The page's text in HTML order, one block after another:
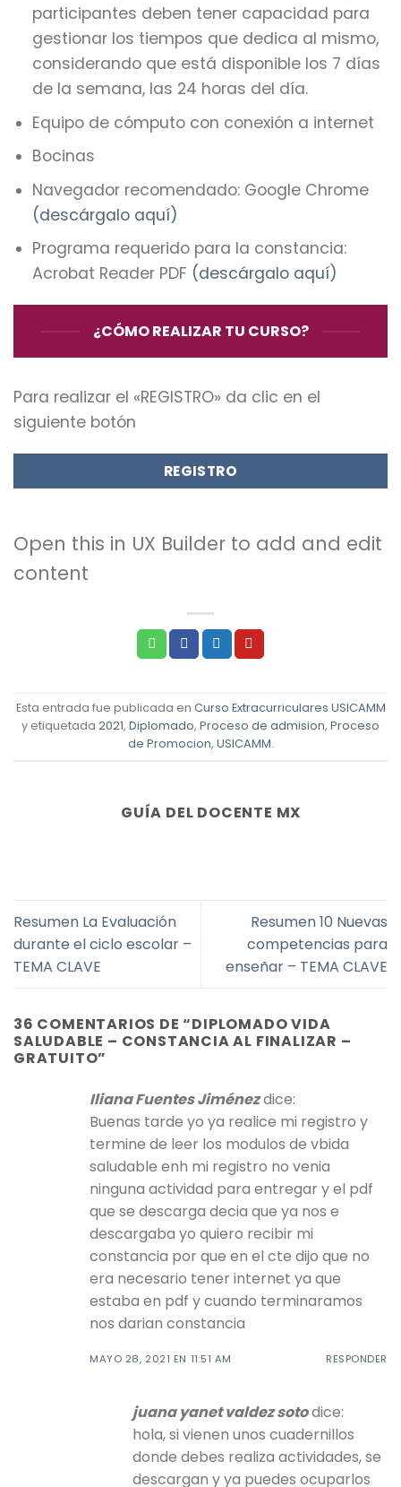
participantes deben tener capacidad para
gestionar los tiempos que dedica al mismo,
considerando que está disponible los 7 días
de la semana, las 24 horas del día.
Equipo de cómputo con conexión a internet
Bocinas
Navegador recomendado: Google Chrome
(descárgalo aquí)
Programa requerido para la constancia:
Acrobat Reader PDF (descárgalo aquí)
¿CÓMO REALIZAR TU CURSO?
Para realizar el «REGISTRO» da clic en el
siguiente botón
REGISTRO
Open this in UX Builder to add and edit
content
Esta entrada fue publicada en Curso Extracurriculares USICAMM
y etiquetada 2021, Diplomado, Proceso de admision, Proceso
de Promocion, USICAMM.
GUÍA DEL DOCENTE MX
Resumen La Evaluación
durante el ciclo escolar –
TEMA CLAVE
Resumen 10 Nuevas
competencias para
enseñar – TEMA CLAVE
36 COMENTARIOS DE “DIPLOMADO VIDA
SALUDABLE – CONSTANCIA AL FINALIZAR –
GRATUITO”
Iliana Fuentes Jiménezdice:
Buenas tarde yo ya realice mi registro y
termine de leer los modulos de vbida
saludable enh mi registro no venia
ninguna actividad para entregar y el pdf
que se descarga decia que ya nos e
descargaba yo quiero recibir mi
constancia por que en el cte dijo que no
era necesario tener internet ya que
estaba en pdf y cuando terminaramos
nos darian constancia
MAYO 28, 2021 EN 11:51 AM RESPONDER
juana yanet valdez sotodice:
hola, si vienen unos cuadernillos
donde debes realiza actividades, se
descargan y ya puedes ocuparlos